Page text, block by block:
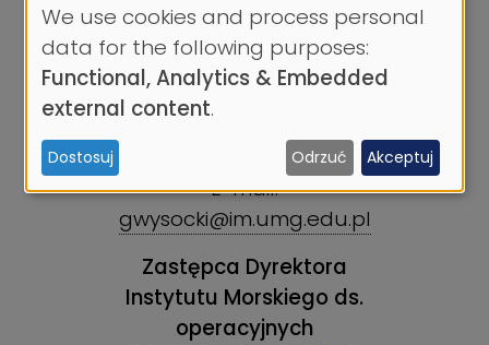
mgr Grzegorz Wysocki
Tel. kom.: 505 306 891
E-mail:
gwysocki@im.umg.edu.pl
Zastępca Dyrektora
Instytutu Morskiego ds.
operacyjnych
Use
of
personal
data
and
cookies
We use cookies and process personal
data for the following purposes:
Functional, Analytics & Embedded
external content.
Dostosuj Odrzuć Akceptuj